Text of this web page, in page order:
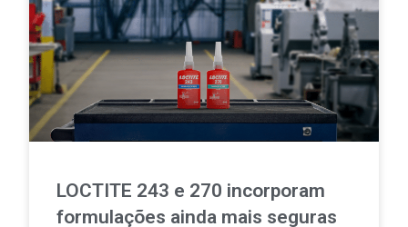
LOCTITE 243 e 270 incorporam
formulações ainda mais seguras